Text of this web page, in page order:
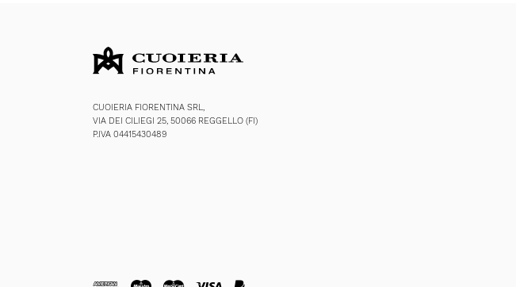
CUOIERIA FIORENTINA SRL,
VIA DEI CILIEGI 25, 50066 REGGELLO (FI)
P.IVA 04415430489